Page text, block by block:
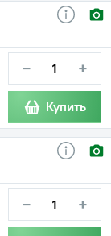
− +
Купить
− +